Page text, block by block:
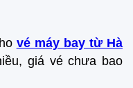
vé máy bay từ Hà
giá vé chưa bao